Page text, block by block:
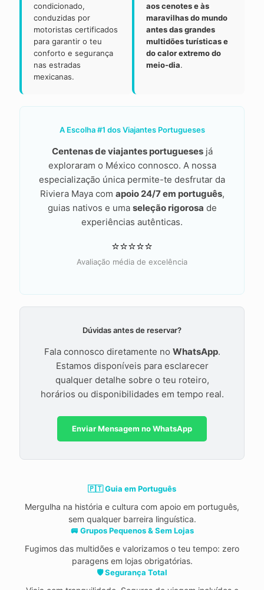
condicionado,
conduzidas por
motoristas certificados
para garantir o teu
conforto e segurança
nas estradas
mexicanas.
aos cenotes e às
maravilhas do mundo
antes das grandes
multidões turísticas e
do calor extremo do
meio-dia.
A Escolha #1 dos Viajantes Portugueses
Centenas de viajantes portuguesesjá
exploraram o México connosco. A nossa
especialização única permite-te desfrutar da
Riviera Maya com apoio 24/7 em português,
guias nativos e uma seleção rigorosa de
experiências autênticas.
⭐⭐⭐⭐⭐
Avaliação média de excelência
Dúvidas antes de reservar?
Fala connosco diretamente no WhatsApp.
Estamos disponíveis para esclarecer
qualquer detalhe sobre o teu roteiro,
horários ou disponibilidades em tempo real.
Enviar Mensagem no WhatsApp
🇵🇹 Guia em Português
Mergulha na história e cultura com apoio em português,
sem qualquer barreira linguística.
🚐 Grupos Pequenos & Sem Lojas
Fugimos das multidões e valorizamos o teu tempo: zero
paragens em lojas obrigatórias.
🛡️ Segurança Total